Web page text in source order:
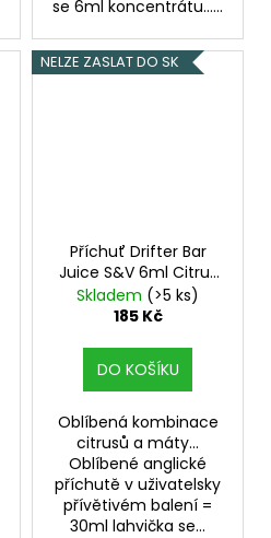
se 6ml koncentrátu......
NELZE ZASLAT DO SK
Příchuť Drifter Bar
Juice S&V 6ml Citrus
Mint
Skladem (>5 ks)
185 Kč
DO KOŠÍKU
Oblíbená kombinace
citrusů a máty...
Oblíbené anglické
příchutě v uživatelsky
přívětivém balení =
30ml lahvička se...